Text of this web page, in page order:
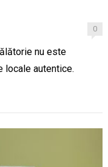
0
nu este
autentice.